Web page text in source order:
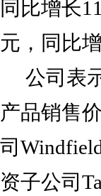
同比增长
元，同比
公司表
产品销售
司
资子公司